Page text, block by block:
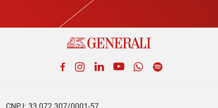
Facebook
Instagram
LinkedIn
YouTubeWhatsApp